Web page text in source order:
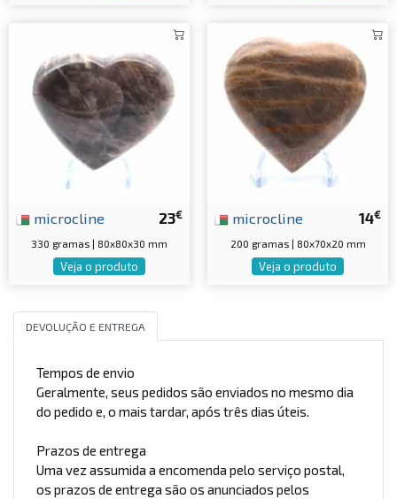
23€
microcline
330 gramas | 80x80x30 mm
Veja o produto
14€
microcline
200 gramas | 80x70x20 mm
Veja o produto
DEVOLUÇÃO E ENTREGA
Tempos de envio
Geralmente, seus pedidos são enviados no mesmo dia
do pedido e, o mais tardar, após três dias úteis.
Prazos de entrega
Uma vez assumida a encomenda pelo serviço postal,
os prazos de entrega são os anunciados pelos